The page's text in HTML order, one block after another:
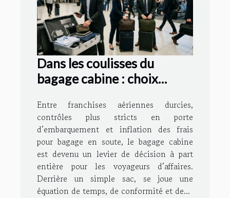
Dans les coulisses du
bagage cabine : choix
d’affaires
Entre franchises aériennes durcies,
contrôles plus stricts en porte
d’embarquement et inflation des frais
pour bagage en soute, le bagage cabine
est devenu un levier de décision à part
entière pour les voyageurs d’affaires.
Derrière un simple sac, se joue une
équation de temps, de conformité et de...